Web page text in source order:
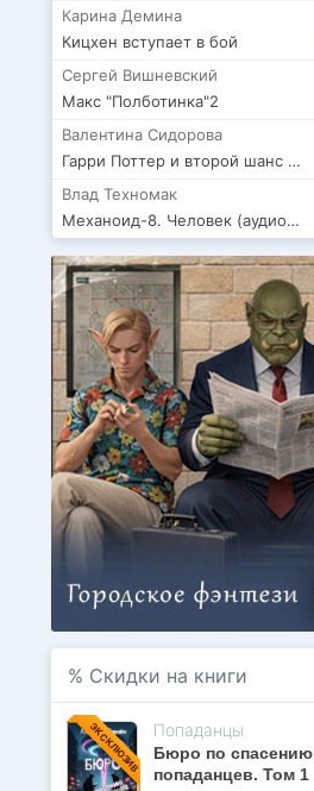
Карина Демина
Кицхен вступает в бой
Сергей Вишневский
Макс "Полботинка"2
Валентина Сидорова
Гарри Поттер и второй шанс для Темного Лорда (том 3)
Влад Техномак
Механоид-8. Человек (аудиокнига)
% Скидки на книги
ЭКСКЛЮЗИВ Попаданцы
Бюро по спасению
попаданцев. Том 1